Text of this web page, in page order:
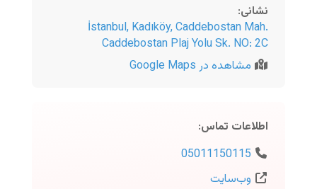
نشانی:
İstanbul, Kadıköy, Caddebostan Mah.
Caddebostan Plaj Yolu Sk. NO: 2C
مشاهده در Google Maps
اطلاعات تماس:
05011150115
وب‌سایت